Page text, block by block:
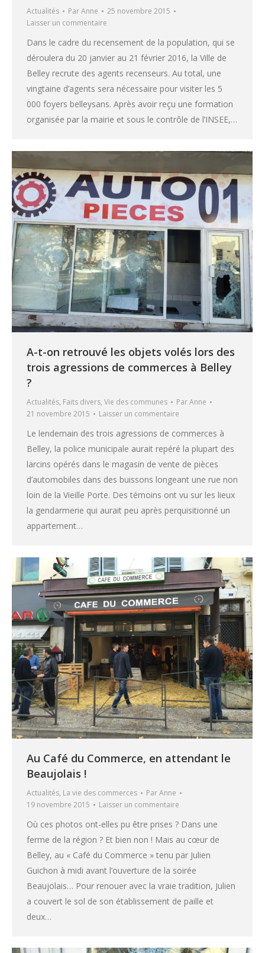
Actualités ParAnne
25 novembre 2015
Laisser un commentaire
Dans le cadre du recensement de la population, qui se
déroulera du 20 janvier au 21 février 2016, la Ville de
Belley recrute des agents recenseurs. Au total, une
vingtaine d’agents sera nécessaire pour visiter les 5
000 foyers belleysans. Après avoir reçu une formation
organisée par la mairie et sous le contrôle de l’INSEE,…
A-t-on retrouvé les objets volés lors des
trois agressions de commerces à Belley
?
Actualités, Faits divers, Vie des communes ParAnne
21 novembre 2015
Laisser un commentaire
Le lendemain des trois agressions de commerces à
Belley, la police municipale aurait repéré la plupart des
larcins opérés dans le magasin de vente de pièces
d’automobiles dans des buissons longeant une rue non
loin de la Vieille Porte. Des témoins ont vu sur les lieux
la gendarmerie qui aurait peu après perquisitionné un
appartement…
Au Café du Commerce, en attendant le
Beaujolais !
Actualités, La vie des commerces ParAnne
19 novembre 2015
Laisser un commentaire
Où ces photos ont-elles pu être prises ? Dans une
ferme de la région ? Et bien non ! Mais au cœur de
Belley, au « Café du Commerce » tenu par Julien
Guichon à midi avant l’ouverture de la soirée
Beaujolais… Pour renouer avec la vraie tradition, Julien
a couvert le sol de son établissement de paille et
deux…